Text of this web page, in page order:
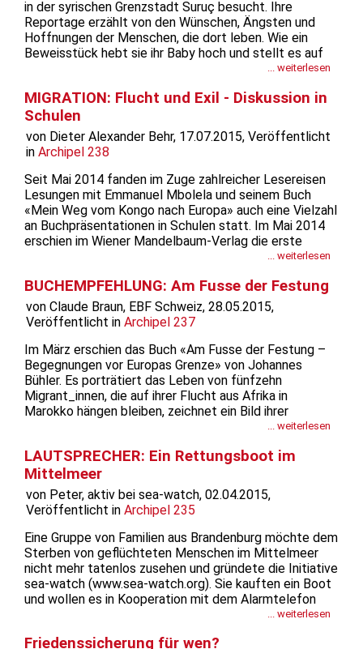
in der syrischen Grenzstadt Suruç besucht. Ihre
Reportage erzählt von den Wünschen, Ängsten und
Hoffnungen der Menschen, die dort leben. Wie ein
Beweisstück hebt sie ihr Baby hoch und stellt es auf
seine Füsschen. Noch nicht in der Lage, selbst zu
Händen der Mutter fest. Diese...
... weiterlesen
MIGRATION: Flucht und Exil - Diskussion in
Schulen
von Dieter Alexander Behr, 17.07.2015, Veröffentlicht
in Archipel 238
Seit Mai 2014 fanden im Zuge zahlreicher Lesereisen
Lesungen mit Emmanuel Mbolela und seinem Buch
«Mein Weg vom Kongo nach Europa» auch eine Vielzahl
an Buchpräsentationen in Schulen statt. Im Mai 2014
erschien im Wiener Mandelbaum-Verlag die erste
Auflage des Buches «Mein Weg vom Kongo nach
Autors und Aktivisten Emmanuel Mbolela....
... weiterlesen
BUCHEMPFEHLUNG: Am Fusse der Festung
von Claude Braun, EBF Schweiz, 28.05.2015,
Veröffentlicht in Archipel 237
Im März erschien das Buch «Am Fusse der Festung –
Begegnungen vor Europas Grenze» von Johannes
Bühler. Es porträtiert das Leben von fünfzehn
Migrant_innen, die auf ihrer Flucht aus Afrika in
Marokko hängen bleiben, zeichnet ein Bild ihrer
Herkunftsländer, ihrer Fluchtwege und des Leides, das
Unglücke im Mittelmeer berichtet, bei denen...
... weiterlesen
LAUTSPRECHER: Ein Rettungsboot im
Mittelmeer
von Peter, aktiv bei sea-watch, 02.04.2015,
Veröffentlicht in Archipel 235
Eine Gruppe von Familien aus Brandenburg möchte dem
Sterben von geflüchteten Menschen im Mittelmeer
nicht mehr tatenlos zusehen und gründete die Initiative
sea-watch (www.sea-watch.org). Sie kauften ein Boot
und wollen es in Kooperation mit dem Alarmtelefon
von Watch-The-Med im Mittelmeer vor der libyschen
... weiterlesen
Friedenssicherung für wen?